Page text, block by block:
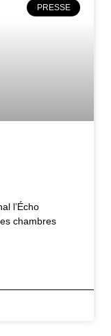
PRESSE
l’Écho
chambres